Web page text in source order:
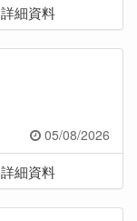
詳細資料
05/08/2026
詳細資料